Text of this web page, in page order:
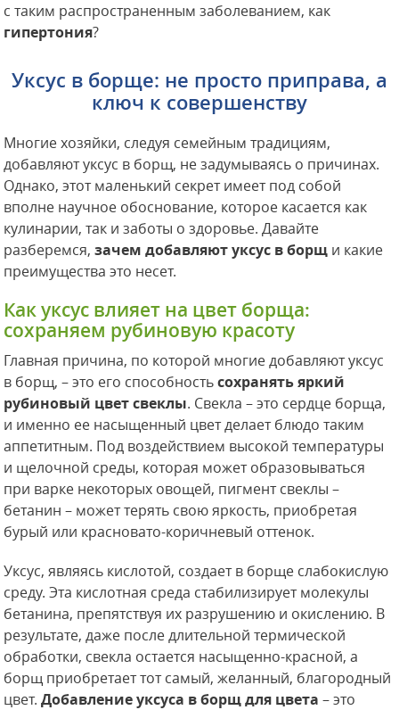
с таким распространенным заболеванием, как
гипертония?
Уксус в борще: не просто приправа, а
ключ к совершенству
Многие хозяйки, следуя семейным традициям,
добавляют уксус в борщ, не задумываясь о причинах.
Однако, этот маленький секрет имеет под собой
вполне научное обоснование, которое касается как
кулинарии, так и заботы о здоровье. Давайте
разберемся,зачем добавляют уксус в борщ и какие
преимущества это несет.
Как уксус влияет на цвет борща:
сохраняем рубиновую красоту
Главная причина, по которой многие добавляют уксус
в борщ, – это его способностьсохранять яркий
рубиновый цвет свеклы. Свекла – это сердце борща,
и именно ее насыщенный цвет делает блюдо таким
аппетитным. Под воздействием высокой температуры
и щелочной среды, которая может образовываться
при варке некоторых овощей, пигмент свеклы –
бетанин – может терять свою яркость, приобретая
бурый или красновато-коричневый оттенок.
Уксус, являясь кислотой, создает в борще слабокислую
среду. Эта кислотная среда стабилизирует молекулы
бетанина, препятствуя их разрушению и окислению. В
результате, даже после длительной термической
обработки, свекла остается насыщенно-красной, а
борщ приобретает тот самый, желанный, благородный
цвет.Добавление уксуса в борщ для цвета – это